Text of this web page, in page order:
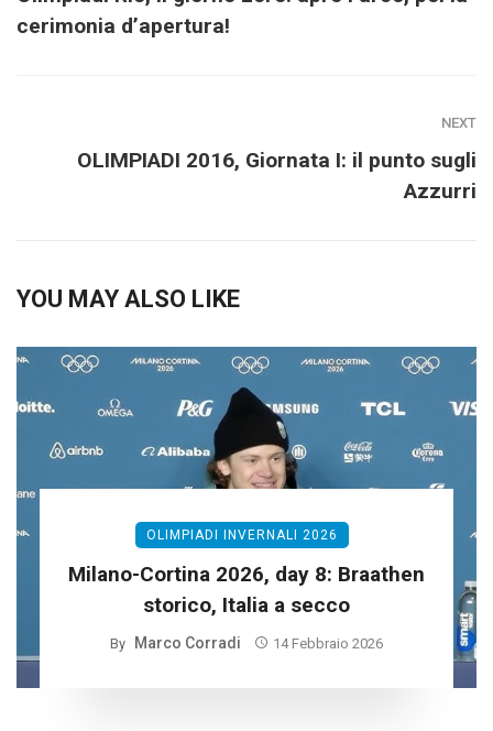
cerimonia d’apertura!
NEXT
OLIMPIADI 2016, Giornata I: il punto sugli
Azzurri
YOU MAY ALSO LIKE
OLIMPIADI INVERNALI 2026
Milano-Cortina 2026, day 8: Braathen
storico, Italia a secco
By Marco Corradi 14 Febbraio 2026